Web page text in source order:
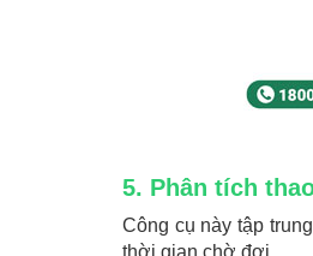
5. Phân tích
Công cụ này tập